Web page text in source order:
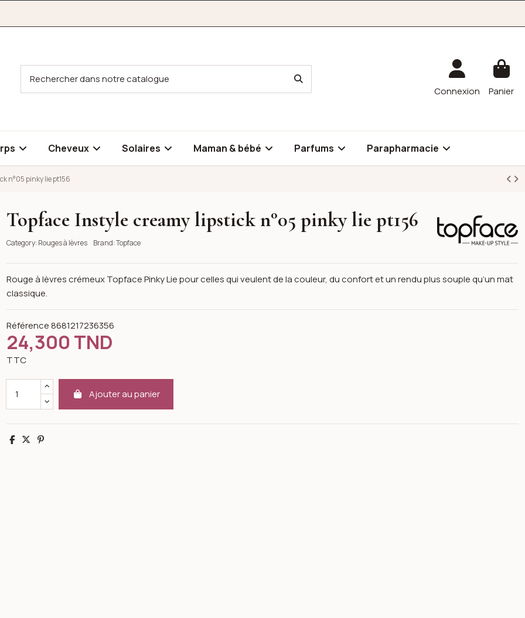
Connexion Panier
Cheveux Solaires Maman & bébé Parfums Parapharmacie
n°05 pinky lie pt156
pinky lie pt156 Topface
Topface Instyle creamy lipstick n°05 pinky lie pt156
Category: Rouges à lèvres Brand:Topface
Rouge à lèvres crémeux Topface Pinky Lie pour celles qui veulent de la couleur, du confort et un rendu plus souple qu’un mat
classique.
Référence 8681217236356
24,300 TND
TTC
Ajouter au panier
Partager
TweetPinterest